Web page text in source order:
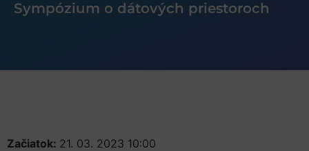
Sympózium o dátových priestoroch
Začiatok: 21. 03. 2023 10:00